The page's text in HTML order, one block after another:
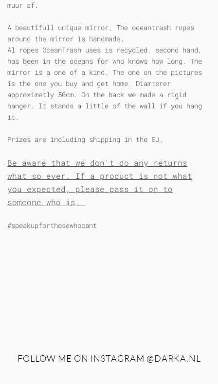
muur af.
A beautifull unique mirror, The oceantrash ropes
around the mirror is handmade.
Al ropes OceanTrash uses is recycled, second hand,
has been in the oceans for who knows how long. The
mirror is a one of a kind. The one on the pictures
is the one you buy and get home. Diamterer
approximetly 50cm. On the back we made a rigid
hanger. It stands a little of the wall if you hang
it.
Prizes are including shipping in the EU.
Be aware that we don't do any returns
what so ever. If a product is not what
you expected, please pass it on to
someone who is.
#speakupforthosewhocant
FOLLOW ME ON INSTAGRAM @DARKA.NL